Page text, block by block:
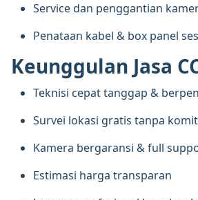
Service dan penggantian
Penataan kabel & box panel
Keunggulan Jasa
Teknisi cepat tanggap &
Survei lokasi gratis tanpa
Kamera bergaransi & full
Estimasi harga transparan